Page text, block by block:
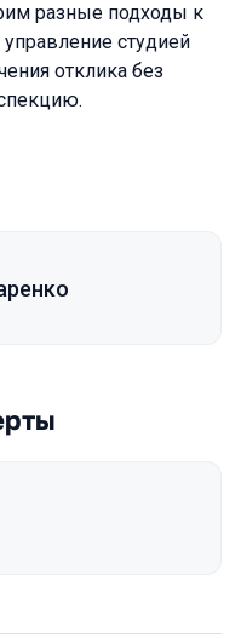
разные подходы к
студией
отклика без